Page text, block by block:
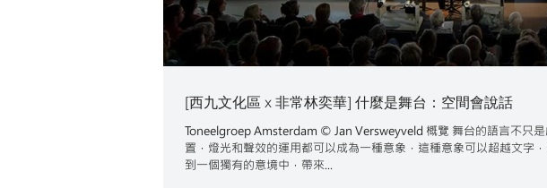
[西九文化區 x 非常林奕華] 什麼是舞台：空間會說話
Toneelgroep Amsterdam © Jan Versweyveld 概覽 舞台的語言不只
置，燈光和聲效的運用都可以成為一種意象，這種意象可以超越文字
到一個獨有的意境中，帶來...